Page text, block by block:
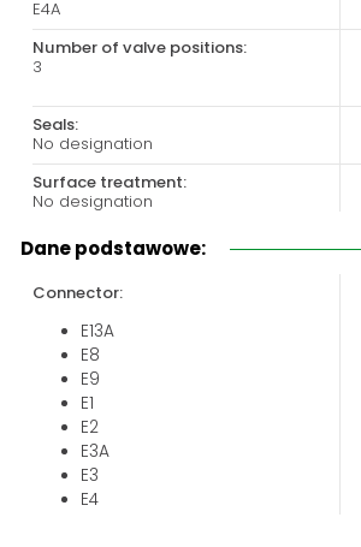
+48 535 424 483
PN-PT: 7:00 - 16:00
E4A
Number of valve positions:
3
Seals:
No designation
Surface treatment:
No designation
Valve size:
04
Dane podstawowe:
Connector:
E13A
E8
E9
E1
E2
E3A
E3
E4